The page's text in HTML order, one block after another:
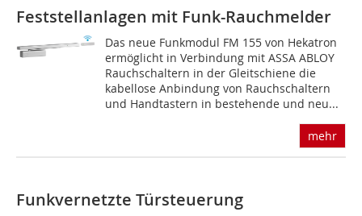
Feststellanlagen mit Funk-Rauchmelder
Das neue Funkmodul FM 155 von Hekatron
ermöglicht in Verbindung mit ASSA ABLOY
Rauchschaltern in der Gleitschiene die
kabellose Anbindung von Rauchschaltern
und Handtastern in bestehende und neu...
mehr
Funkvernetzte Türsteuerung